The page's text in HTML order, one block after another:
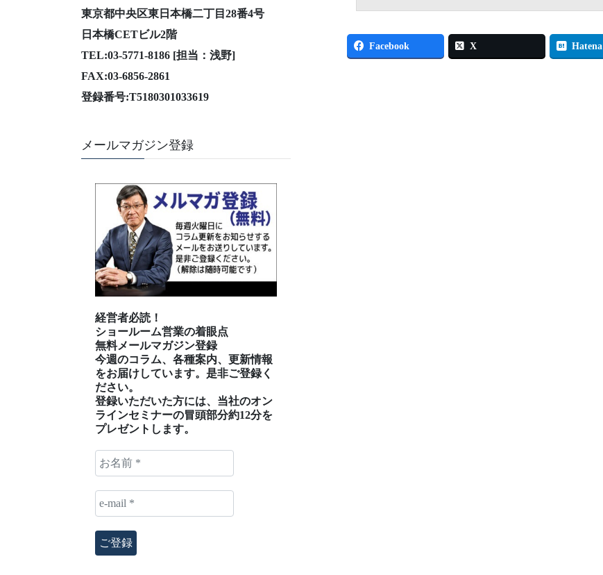
Facebook X Hatena
東京都中央区東日本橋二丁目28番4号
日本橋CETビル2階
TEL:03-5771-8186 [担当：浅野]
FAX:03-6856-2861
登録番号:T5180301033619
メールマガジン登録
経営者必読！
ショールーム営業の着眼点
無料メールマガジン登録
今週のコラム、各種案内、更新情報
をお届けしています。是非ご登録く
ださい。
登録いただいた方には、当社のオン
ラインセミナーの冒頭部分約12分を
プレゼントします。
お
名
e-
mail